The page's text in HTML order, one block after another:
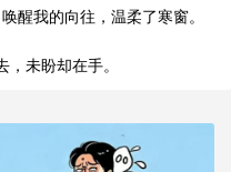
醒我的向往，温柔了寒窗。
，未盼却在手。